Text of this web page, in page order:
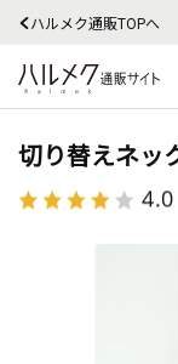
ハルメク通販TOPへ
切り替えネッ
4.0